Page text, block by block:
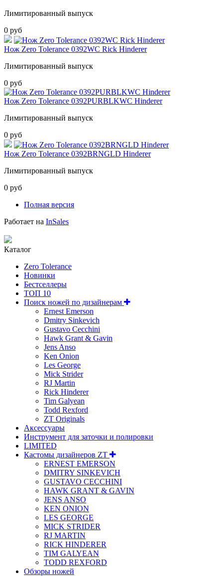
Лимитированный выпуск
0 руб
Нож Zero Tolerance 0392WC Rick Hinderer
Лимитированный выпуск
0 руб
Нож Zero Tolerance 0392PURBLKWC Hinderer
Лимитированный выпуск
0 руб
Нож Zero Tolerance 0392BRNGLD Hinderer
Лимитированный выпуск
0 руб
Полная версия
Работает на InSales
Каталог
Zero Tolerance
Новинки
Бестселлеры
ТОП 10
Поиск ножей по дизайнерам
Ernest Emerson
Dmitry Sinkevich
Gustavo Cecchini
Hawk Grant & Gavin
Jens Anso
Ken Onion
Les George
Mick Strider
RJ Martin
Rick Hinderer
Tim Galyean
Todd Rexford
ZT Originals
Аксессуары
Инструмент для заточки и полировки
LIMITED
Кастомы дизайнеров ZT
ERNEST EMERSON
DMITRY SINKEVICH
GUSTAVO CECCHINI
HAWK GRANT & GAVIN
JENS ANSO
KEN ONION
LES GEORGE
MICK STRIDER
RJ MARTIN
RICK HINDERER
TIM GALYEAN
TODD REXFORD
Обзоры ножей